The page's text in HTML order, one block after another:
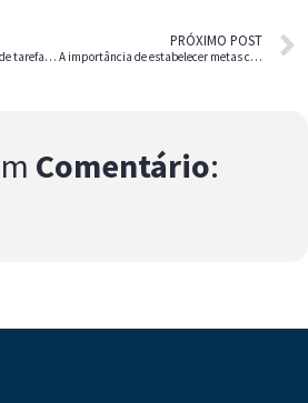
A importância da delegação de tarefas para a melhoria da eficiência pessoal
PRÓXIMO POST
A importância de estabelecer metas claras e alcançáveis para aumentar a produtividade
Comentário: